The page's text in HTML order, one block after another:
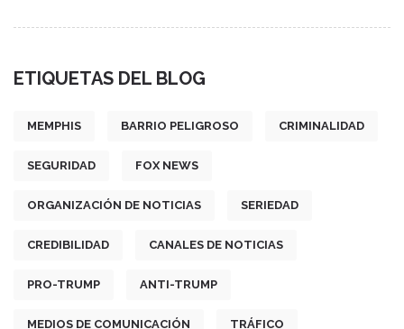
ETIQUETAS DEL BLOG
MEMPHIS BARRIO PELIGROSO CRIMINALIDAD
SEGURIDAD FOX NEWS
ORGANIZACIÓN DE NOTICIAS SERIEDAD
CREDIBILIDAD CANALES DE NOTICIAS
PRO-TRUMP ANTI-TRUMP
MEDIOS DE COMUNICACIÓN TRÁFICO